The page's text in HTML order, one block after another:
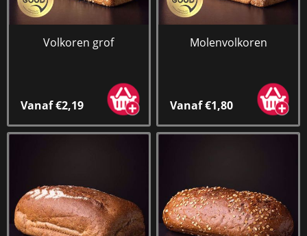
Volkoren grof
Vanaf €2,19
Molenvolkoren
Vanaf €1,80